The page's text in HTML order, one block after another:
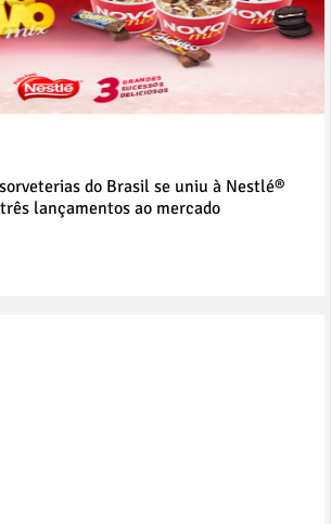
do Brasil se uniu à Nestlé®
lançamentos ao mercado